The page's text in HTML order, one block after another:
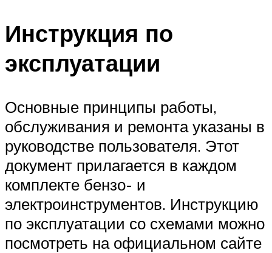
Инструкция по
эксплуатации
Основные принципы работы,
обслуживания и ремонта указаны в
руководстве пользователя. Этот
документ прилагается в каждом
комплекте бензо- и
электроинструментов. Инструкцию
по эксплуатации со схемами можно
посмотреть на официальном сайте